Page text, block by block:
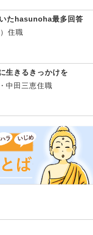
たhasunoha最多回答
住職
生きるきっかけを
中田三恵住職